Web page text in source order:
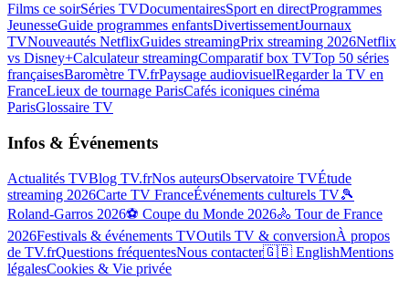
Films ce soirSéries TVDocumentairesSport en directProgrammes
JeunesseGuide programmes enfantsDivertissementJournaux
TVNouveautés NetflixGuides streamingPrix streaming 2026Netflix
vs Disney+Calculateur streamingComparatif box TVTop 50 séries
françaisesBaromètre TV.frPaysage audiovisuelRegarder la TV en
FranceLieux de tournage ParisCafés iconiques cinéma
ParisGlossaire TV
Infos & Événements
Actualités TVBlog TV.frNos auteursObservatoire TVÉtude
streaming 2026Carte TV FranceÉvénements culturels TV🎾
Roland-Garros 2026⚽ Coupe du Monde 2026🚴 Tour de France
2026Festivals & événements TVOutils TV & conversionÀ propos
de TV.frQuestions fréquentesNous contacter🇬🇧 EnglishMentions
légalesCookies & Vie privée